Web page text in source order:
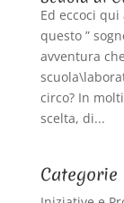
Ed eccoci
questo ”
avventura
circo? In
scelta, di...
Categorie